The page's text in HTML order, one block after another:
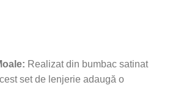
Realizat din bumbac satinat
set de lenjerie adaugă o